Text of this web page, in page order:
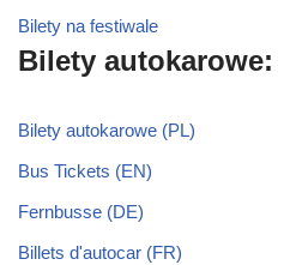
Bilety na festiwale
Bilety autokarowe:
Bilety autokarowe (PL)
Bus Tickets (EN)
Fernbusse (DE)
Billets d'autocar (FR)